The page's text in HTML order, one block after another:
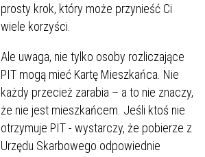
prosty krok, który może przynieść Ci
wiele korzyści.
Ale uwaga, nie tylko osoby rozliczające
PIT mogą mieć Kartę Mieszkańca. Nie
każdy przecież zarabia – a to nie znaczy,
że nie jest mieszkańcem. Jeśli ktoś nie
otrzymuje PIT - wystarczy, że pobierze z
Urzędu Skarbowego odpowiednie